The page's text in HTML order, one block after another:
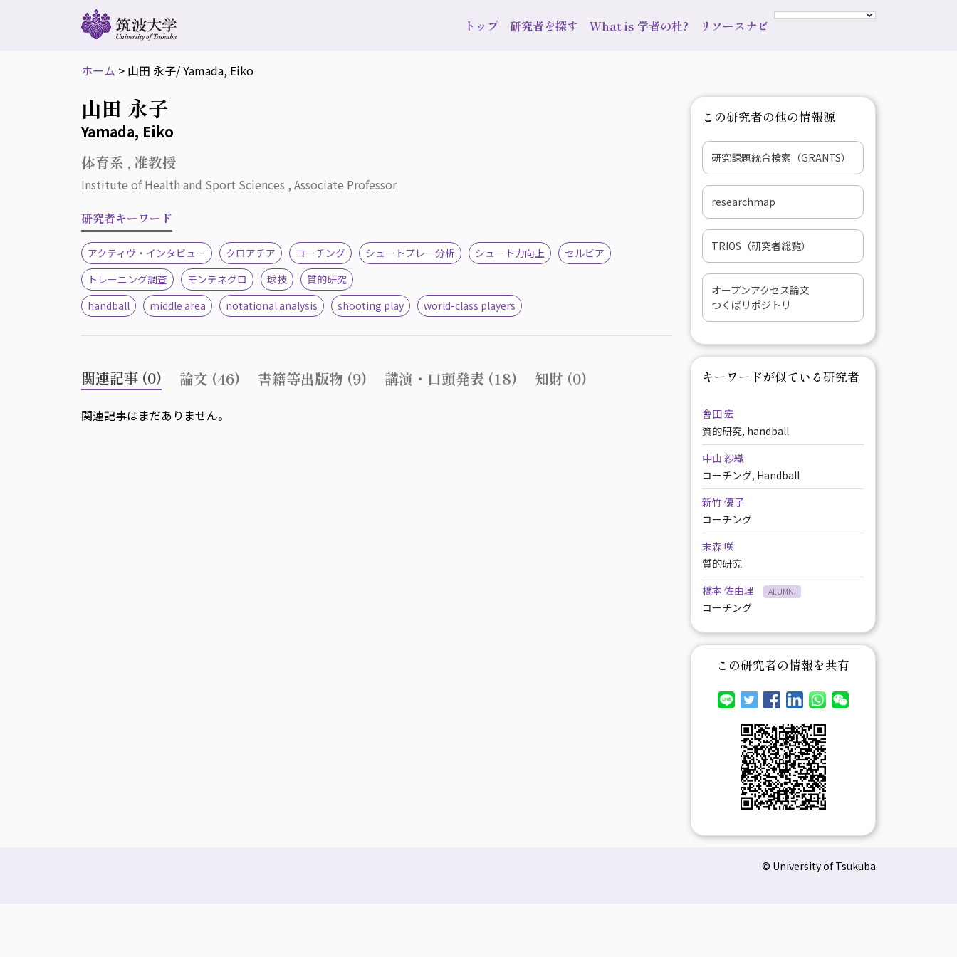
トップ 研究者を探す What is 学者の杜? リソースナビ
ホーム > 山田 永子/ Yamada, Eiko
山田 永子
Yamada, Eiko
体育系 , 准教授
Institute of Health and Sport Sciences , Associate Professor
研究者キーワード
アクティヴ・インタビュー クロアチア コーチング シュートプレー分析 シュート力向上
セルビア
トレーニング調査
モンテネグロ 球技
質的研究
handball
middle area notational analysis shooting play world-class players
関連記事 (0) 論文 (46) 書籍等出版物 (9) 講演・口頭発表 (18) 知財 (0)
関連記事はまだありません。
この研究者の他の情報源
研究課題統合検索（GRANTS）
researchmap
TRIOS（研究者総覧）
オープンアクセス論文
つくばリポジトリ
キーワードが似ている研究者
會田 宏
質的研究, handball
中山 紗織
コーチング, Handball
新竹 優子
コーチング
末森 咲
質的研究
橋本 佐由理
ALUMNI
コーチング
この研究者の情報を共有
© University of Tsukuba